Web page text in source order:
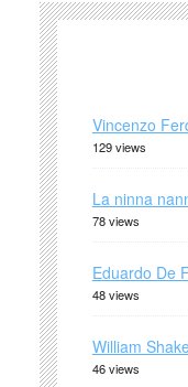
Vincenzo
129 views
La ninna
78 views
Eduardo De
48 views
William
46 views